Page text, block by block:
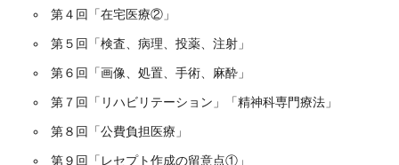
第４回「在宅医療②」
第５回「検査、病理、投薬、注射」
第６回「画像、処置、手術、麻酔」
第７回「リハビリテーション」「精神科専門療法」
第８回「公費負担医療」
第９回「レセプト作成の留意点①」